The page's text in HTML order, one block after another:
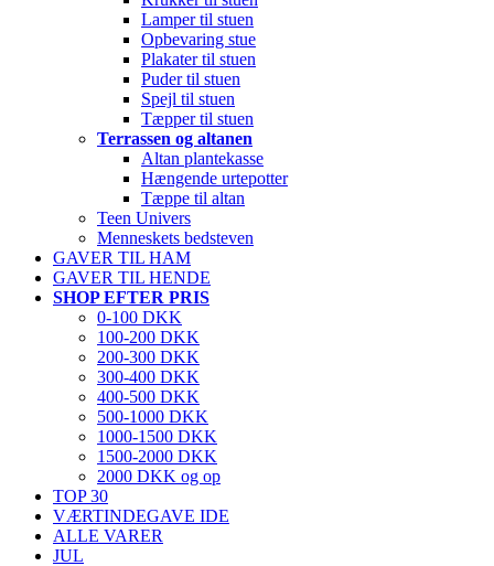
Lamper til stuen
Opbevaring stue
Plakater til stuen
Puder til stuen
Spejl til stuen
Tæpper til stuen
Terrassen og altanen
Altan plantekasse
Hængende urtepotter
Tæppe til altan
Teen Univers
Menneskets bedsteven
GAVER TIL HAM
GAVER TIL HENDE
SHOP EFTER PRIS
0-100 DKK
100-200 DKK
200-300 DKK
300-400 DKK
400-500 DKK
500-1000 DKK
1000-1500 DKK
1500-2000 DKK
2000 DKK og op
TOP 30
VÆRTINDEGAVE IDE
ALLE VARER
JUL